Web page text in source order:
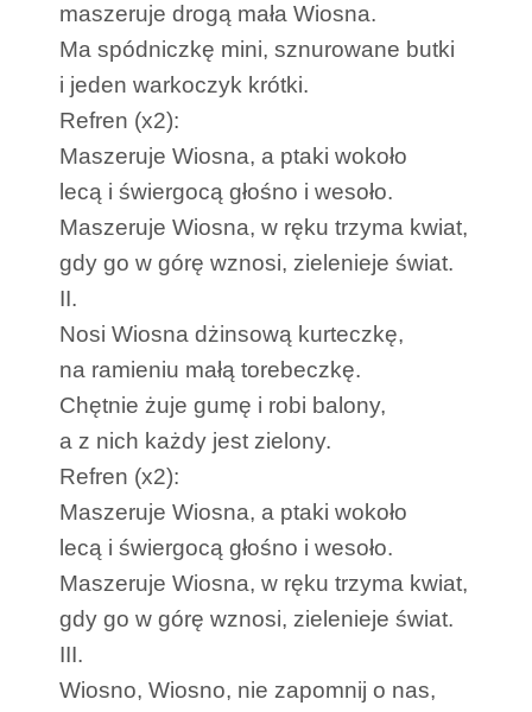
maszeruje drogą mała Wiosna.
Ma spódniczkę mini, sznurowane butki
i jeden warkoczyk krótki.
Refren (x2):
Maszeruje Wiosna, a ptaki wokoło
lecą i świergocą głośno i wesoło.
Maszeruje Wiosna, w ręku trzyma kwiat,
gdy go w górę wznosi, zielenieje świat.
II.
Nosi Wiosna dżinsową kurteczkę,
na ramieniu małą torebeczkę.
Chętnie żuje gumę i robi balony,
a z nich każdy jest zielony.
Refren (x2):
Maszeruje Wiosna, a ptaki wokoło
lecą i świergocą głośno i wesoło.
Maszeruje Wiosna, w ręku trzyma kwiat,
gdy go w górę wznosi, zielenieje świat.
III.
Wiosno, Wiosno, nie zapomnij o nas,